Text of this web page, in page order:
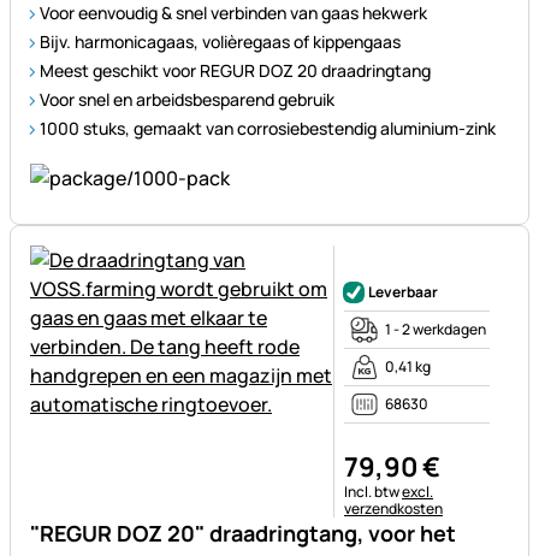
Voor eenvoudig & snel verbinden van gaas hekwerk
Bijv. harmonicagaas, volièregaas of kippengaas
Meest geschikt voor REGUR DOZ 20 draadringtang
Voor snel en arbeidsbesparend gebruik
1000 stuks, gemaakt van corrosiebestendig aluminium-zink
"REGUR DOZ 20" draadringtang, voor het
Leverbaar
1 - 2 werkdagen
0,41 kg
68630
79,90€
Belastinginformatie:
Incl. btwexcl.
verzendkosten